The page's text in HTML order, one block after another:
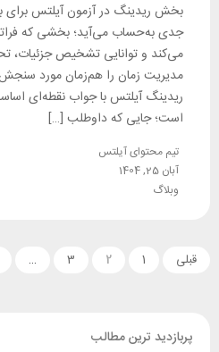
بخش ریدینگ در آزمون آیلتس برای
جدی به‌حساب می‌آید؛ بخشی که
می‌کند و توانایی تشخیص جزئیات،
مدیریت زمان را هم‌زمان مورد سنجش
ریدینگ آیلتس با جواب نقطه‌ای
است؛ جایی که داوطلب […]
تیم محتوای آیلتس
آبان 25, 1404
وبلاگ
قبلی 1
2
3
…
پربازدید ترین مطالب